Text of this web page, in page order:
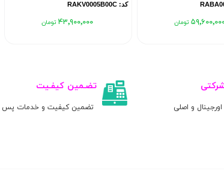
کد: RAKV0005B00C
۴۳٬۹۰۰٬۰۰۰
و اصلی
تضـمین کیفـیت
تضمین کیفیت و خدمات پس